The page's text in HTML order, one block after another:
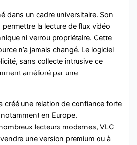
dans un cadre universitaire. Son
la lecture de flux vidéo
ni verrou propriétaire. Cette
n’a jamais changé. Le logiciel
sans collecte intrusive de
amélioré par une
créé une relation de confiance forte
en Europe.
lecteurs modernes, VLC
une version premium ou à